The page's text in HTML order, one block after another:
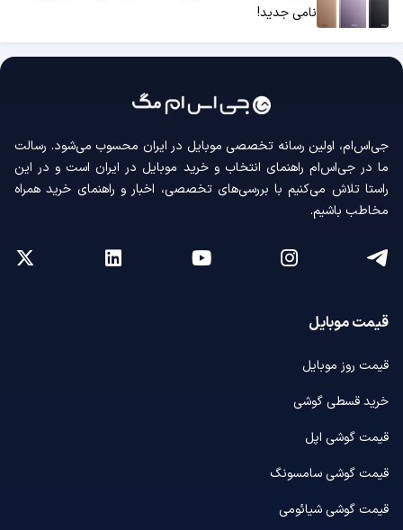
نامی جدید!
جی‌اس‌ام، اولین رسانه‌ تخصصی موبایل در ایران محسوب می‌شود. رسالت
ما در جی‌اس‌ام راهنمای انتخاب و خرید موبایل در ایران است و در این
راستا تلاش می‌کنیم با بررسی‌های تخصصی، اخبار و راهنمای خرید همراه
مخاطب باشیم.
قیمت موبایل
قیمت روز موبایل
خرید قسطی گوشی
قیمت گوشی اپل
قیمت گوشی سامسونگ
قیمت گوشی شیائومی